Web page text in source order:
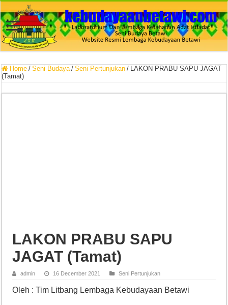
Home / Seni Budaya / Seni Pertunjukan /
LAKON PRABU SAPU JAGAT
(Tamat)
LAKON PRABU SAPU
JAGAT (Tamat)
admin 16 December 2021 Seni Pertunjukan
Oleh : Tim Litbang Lembaga Kebudayaan Betawi